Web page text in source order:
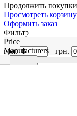
Продолжить покупки
Просмотреть корзину
Оформить заказ
Фильтр
Price
грн.
– грн.
Manufacturers